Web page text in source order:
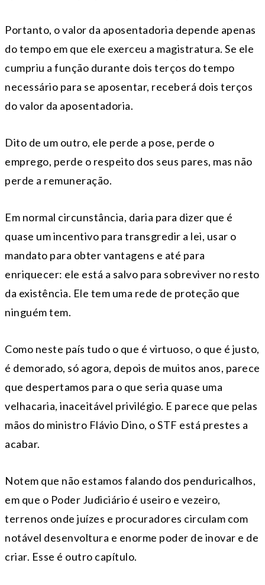
Portanto, o valor da aposentadoria depende apenas
do tempo em que ele exerceu a magistratura. Se ele
cumpriu a função durante dois terços do tempo
necessário para se aposentar, receberá dois terços
do valor da aposentadoria.
Dito de um outro, ele perde a pose, perde o
emprego, perde o respeito dos seus pares, mas não
perde a remuneração.
Em normal circunstância, daria para dizer que é
quase um incentivo para transgredir a lei, usar o
mandato para obter vantagens e até para
enriquecer: ele está a salvo para sobreviver no resto
da existência. Ele tem uma rede de proteção que
ninguém tem.
Como neste país tudo o que é virtuoso, o que é justo,
é demorado, só agora, depois de muitos anos, parece
que despertamos para o que seria quase uma
velhacaria, inaceitável privilégio. E parece que pelas
mãos do ministro Flávio Dino, o STF está prestes a
acabar.
Notem que não estamos falando dos penduricalhos,
em que o Poder Judiciário é useiro e vezeiro,
terrenos onde juízes e procuradores circulam com
notável desenvoltura e enorme poder de inovar e de
criar. Esse é outro capítulo.